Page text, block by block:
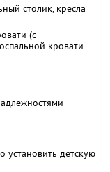
столик, кресла
(с
кровати
установить детскую